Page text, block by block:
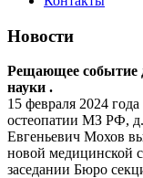
Новости
Рещающее событие
науки .
15 февраля 2024
остеопатии МЗ РФ,
Евгеньевич Мохов
новой медицинской
заседании Бюро